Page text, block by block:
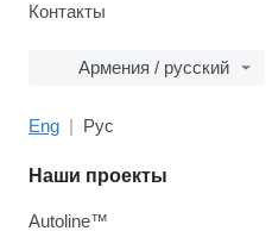
Контакты
Армения / русский
Eng Рус
Наши проекты
Autoline™